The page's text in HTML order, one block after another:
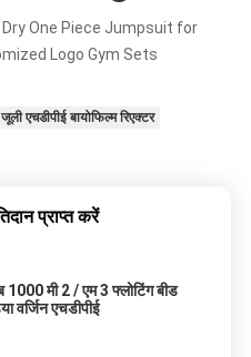
One Piece Jumpsuit for
Logo Gym Sets
जूली एचडीपीई बायोफिल्म रिएक्टर
प्राप्त करें
1000 मी 2 / एम 3 फ्लोटिंग बीड
वर्जिन एचडीपीई